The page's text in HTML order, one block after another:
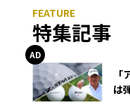
特集記事
は